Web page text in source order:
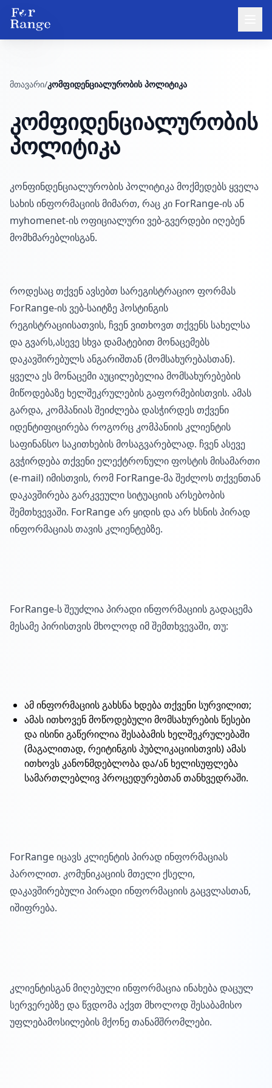
მთავარი/კომფიდენციალურობის პოლიტიკა
კომფიდენციალურობის
პოლიტიკა
კონფინდენციალურობის პოლიტიკა მოქმედებს ყველა
სახის ინფორმაციის მიმართ, რაც კი ForRange-ის ან
myhomenet-ის ოფიციალური ვებ-გვერდები იღებენ
მომხმარებლისგან.
როდესაც თქვენ ავსებთ სარეგისტრაციო ფორმას
ForRange-ის ვებ-საიტზე ჰოსტინგის
რეგისტრაციისათვის, ჩვენ ვითხოვთ თქვენს სახელსა
და გვარს,ასევე სხვა დამატებით მონაცემებს
დაკავშირებულს ანგარიშთან (მომსახურებასთან).
ყველა ეს მონაცემი აუცილებელია მომსახურებების
მიწოდებაზე ხელშეკრულების გაფორმებისთვის. ამას
გარდა, კომპანიას შეიძლება დასჭირდეს თქვენი
იდენტიფიცირება როგორც კომპანიის კლიენტის
საფინანსო საკითხების მოსაგვარებლად. ჩვენ ასევე
გვჭირდება თქვენი ელექტრონული ფოსტის მისამართი
(e-mail) იმისთვის, რომ ForRange-მა შეძლოს თქვენთან
დაკავშირება გარკვეული სიტუაციის არსებობის
შემთხვევაში. ForRange არ ყიდის და არ ხსნის პირად
ინფორმაციას თავის კლიენტებზე.
ForRange-ს შეუძლია პირადი ინფორმაციის გადაცემა
მესამე პირისთვის მხოლოდ იმ შემთხვევაში, თუ:
ამ ინფორმაციის გახსნა ხდება თქვენი სურვილით;
ამას ითხოვენ მოწოდებული მომსახურების წესები
და ისინი გაწერილია შესაბამის ხელშეკრულებაში
(მაგალითად, რეიტინგის პუბლიკაციისთვის) ამას
ითხოვს კანონმდებლობა და/ან ხელისუფლება
სამართლებლივ პროცედურებთან თანხვედრაში.
ForRange იცავს კლიენტის პირად ინფორმაციას
პაროლით. კომუნიკაციის მთელი ქსელი,
დაკავშირებული პირადი ინფორმაციის გაცვლასთან,
იშიფრება.
კლიენტისგან მიღებული ინფორმაცია ინახება დაცულ
სერვერებზე და წვდომა აქვთ მხოლოდ შესაბამისო
უფლებამოსილების მქონე თანამშრომლები.